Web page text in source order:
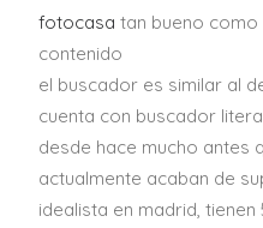
fotocasa tan bueno como
contenido
el buscador es similar al
cuenta con buscador
desde hace mucho antes
actualmente acaban de
idealista en madrid,